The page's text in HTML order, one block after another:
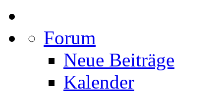
Forum
Neue Beiträge
Kalender